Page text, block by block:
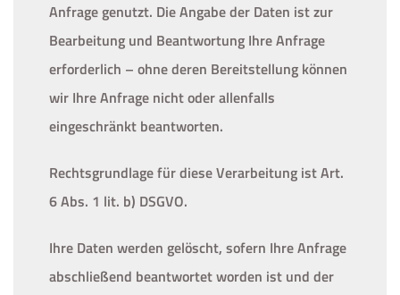
Anfrage genutzt. Die Angabe der Daten ist zur
Bearbeitung und Beantwortung Ihre Anfrage
erforderlich – ohne deren Bereitstellung können
wir Ihre Anfrage nicht oder allenfalls
eingeschränkt beantworten.
Rechtsgrundlage für diese Verarbeitung ist Art.
6 Abs. 1 lit. b) DSGVO.
Ihre Daten werden gelöscht, sofern Ihre Anfrage
abschließend beantwortet worden ist und der